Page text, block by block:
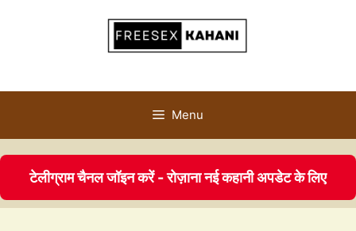
Menu
टेलीग्राम चैनल जॉइन करें - रोज़ाना नई कहानी अपडेट के लिए